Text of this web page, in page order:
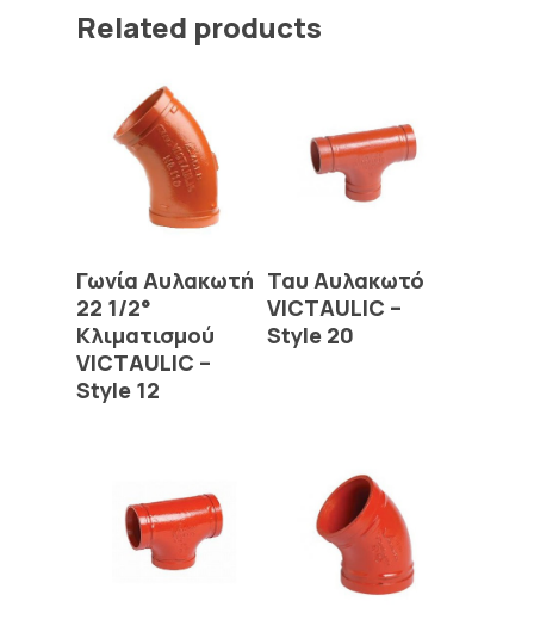
Related products
Read More
Γωνία Αυλακωτή
22 1/2°
Κλιματισμού
VICTAULIC –
Style 12
Read More
Ταυ Αυλακωτό
VICTAULIC –
Style 20